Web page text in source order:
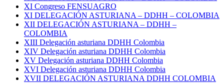
XI Congreso FENSUAGRO
XI DELEGACIÓN ASTURIANA – DDHH – COLOMBIA
XII DELEGACIÓN ASTURIANA – DDHH –
COLOMBIA
XIII Delegación asturiana DDHH Colombia
XIV Delegación asturiana DDHH Colombia
XV Delegación asturiana DDHH Colombia
XVI Delegación asturiana DDHH Colombia
XVII DELEGACIÓN ASTURIANA DDHH COLOMBIA